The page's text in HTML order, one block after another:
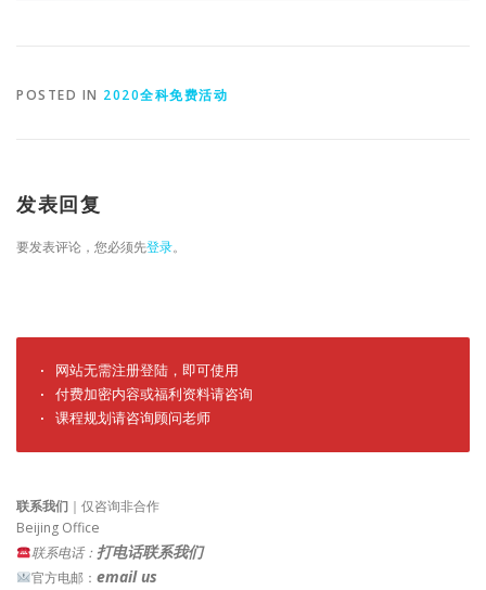
POSTED IN 2020全科免费活动
发表回复
要发表评论，您必须先登录。
· 网站无需注册登陆，即可使用
· 付费加密内容或福利资料请咨询
· 课程规划请咨询顾问老师
联系我们 ｜仅咨询非合作
Beijing Office
联系电话： 打电话联系我们
官方电邮： email us